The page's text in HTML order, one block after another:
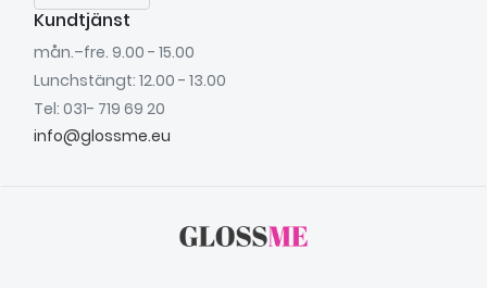
Kundtjänst
mån.–fre. 9.00 - 15.00
Lunchstängt: 12.00 - 13.00
Tel: 031- 719 69 20
info@glossme.eu